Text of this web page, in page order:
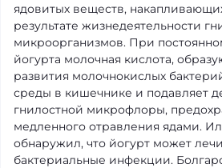
ядовитых веществ,
результате жизнедеятельности
микроорганизмов. При
йогурта молочная кислота,
развития молочнокислых
среды в кишечнике и подавляет
гнилостной микрофлоры,
медленного отравления ядами.
обнаружил, что йогурт может
бактериальные инфекции.